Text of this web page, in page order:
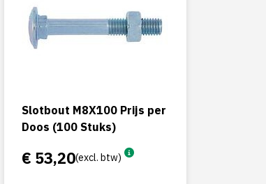
Slotbout M8X100 Prijs per
Doos (100 Stuks)
€ 53,20(excl. btw)